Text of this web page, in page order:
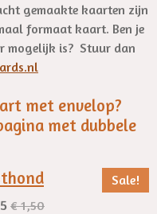
gemaakte kaarten zijn
formaat kaart. Ben je
mogelijk is? Stuur dan
met envelop?
met dubbele
Sale!
€ 1,50